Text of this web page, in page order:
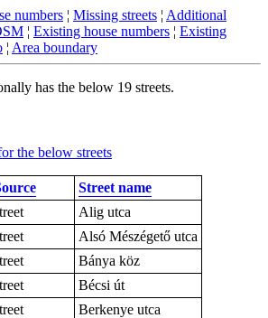
numbers ¦ Missing streets ¦ Additional
¦ Existing house numbers ¦ Existing
¦ Area boundary
has the below 19 streets.
the below streets
Street name
Alig utca
Alsó Mészégető utca
Bánya köz
Bécsi út
Berkenye utca